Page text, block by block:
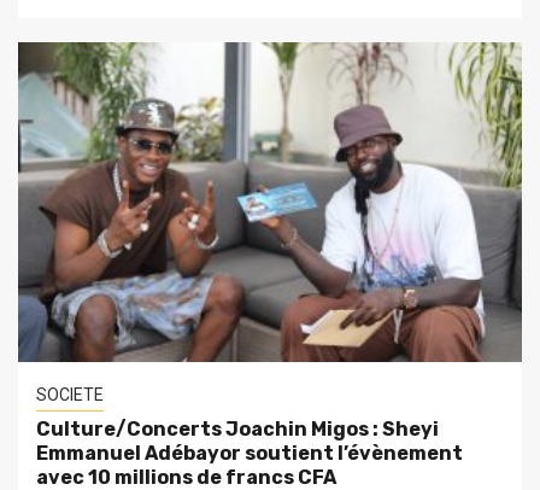
SOCIETE
Culture/Concerts Joachin Migos : Sheyi
Emmanuel Adébayor soutient l’évènement
avec 10 millions de francs CFA